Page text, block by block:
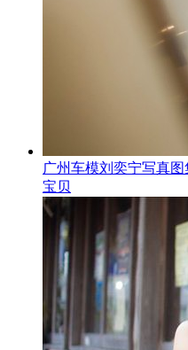
广州车模刘奕宁写真
宝贝